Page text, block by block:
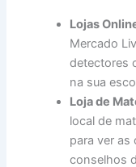
Lojas
Mercado
detectores
na sua
Loja de
local de
para ver as
conselhos